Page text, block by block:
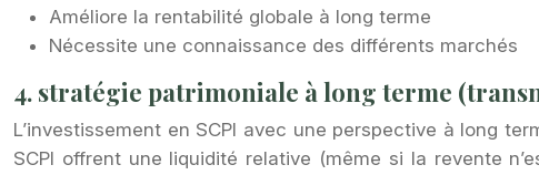
Améliore la rentabilité globale à long terme
Nécessite une connaissance des différents marchés
4. stratégie patrimoniale à long terme
L’investissement en SCPI avec une perspective à long
SCPI offrent une liquidité relative (même si la revente